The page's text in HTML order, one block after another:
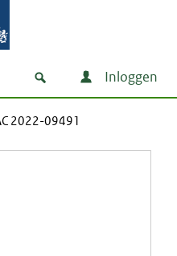
Inloggen
2022-09491